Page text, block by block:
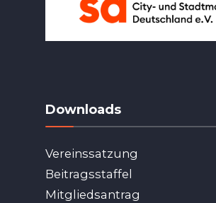
Downloads
Vereinssatzung
Beitragsstaffel
Mitgliedsantrag